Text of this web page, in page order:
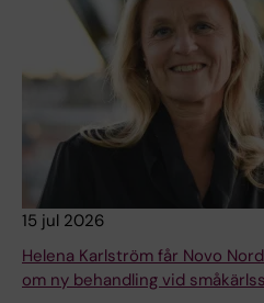
15 jul 2026
Helena Karlström får Novo
om ny behandling vid